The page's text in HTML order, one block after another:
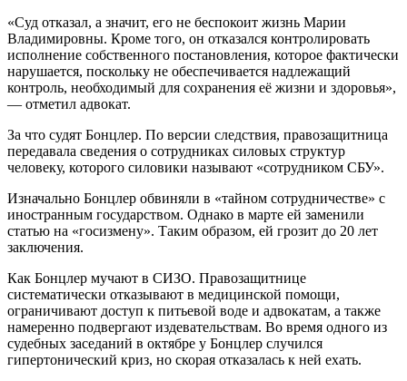
«Суд отказал, а значит, его не беспокоит жизнь Марии
Владимировны. Кроме того, он отказался контролировать
исполнение собственного постановления, которое фактически
нарушается, поскольку не обеспечивается надлежащий
контроль, необходимый для сохранения её жизни и здоровья»,
— отметил адвокат.
За что судят Бонцлер. По версии следствия, правозащитница
передавала сведения о сотрудниках силовых структур
человеку, которого силовики называют «сотрудником СБУ».
Изначально Бонцлер обвиняли в «тайном сотрудничестве» с
иностранным государством. Однако в марте ей заменили
статью на «госизмену». Таким образом, ей грозит до 20 лет
заключения.
Как Бонцлер мучают в СИЗО. Правозащитнице
систематически отказывают в медицинской помощи,
ограничивают доступ к питьевой воде и адвокатам, а также
намеренно подвергают издевательствам. Во время одного из
судебных заседаний в октябре у Бонцлер случился
гипертонический криз, но скорая отказалась к ней ехать.